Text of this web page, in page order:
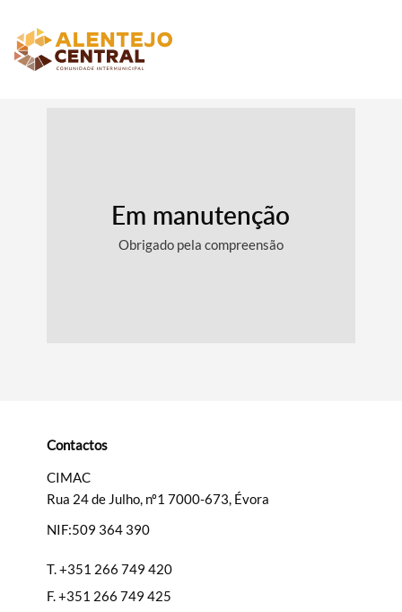
Termo de Pesquisa
Em manutenção
Obrigado pela compreensão
Contactos
CIMAC
Rua 24 de Julho, nº1 7000-673, Évora
NIF:509 364 390
T.+351 266 749 420
F.+351 266 749 425